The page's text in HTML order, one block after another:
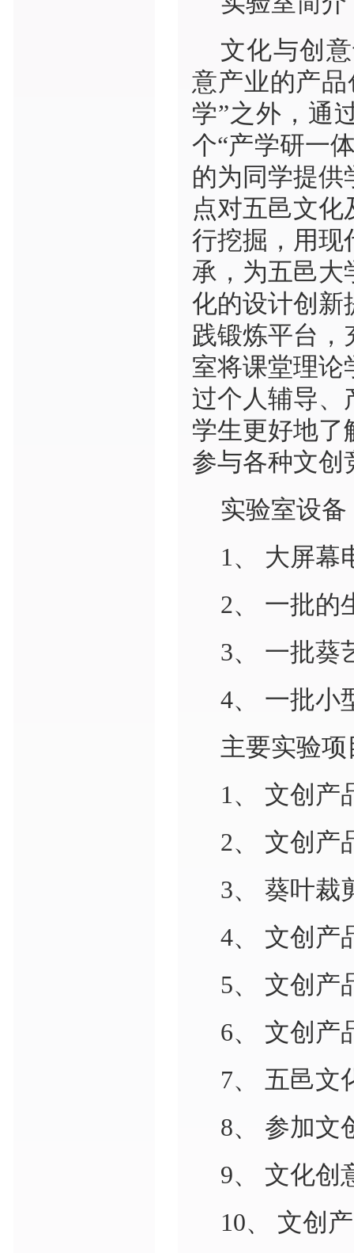
文化与创
意产业的产
学”之外，通
个“产学研一
的为同学提供
点对五邑文
行挖掘，用现
承，为五邑大
化的设计创新
践锻炼平台，
室将课堂理论
过个人辅导、
学生更好地了
参与各种文创
实验室设备
1、 大屏幕
2、 一批的
3、 一批葵
4、 一批小
主要实验项
1、 文创产
2、 文创产
3、 葵叶裁
4、 文创产
5、 文创产
6、 文创产
7、 五邑文
8、 参加文
9、 文化创
10、 文创